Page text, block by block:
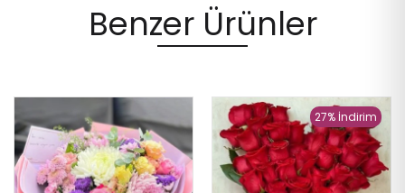
Benzer Ürünler
27% İndirim